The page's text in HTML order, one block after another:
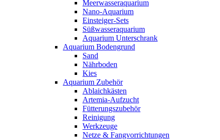
Meerwasseraquarium
Nano-Aquarium
Einsteiger-Sets
Süßwasseraquarium
Aquarium Unterschrank
Aquarium Bodengrund
Sand
Nährboden
Kies
Aquarium Zubehör
Ablaichkästen
Artemia-Aufzucht
Fütterungszubehör
Reinigung
Werkzeuge
Netze & Fangvorrichtungen